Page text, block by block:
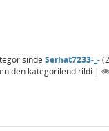
Serhat7233-_-(
kategorilendirildi |